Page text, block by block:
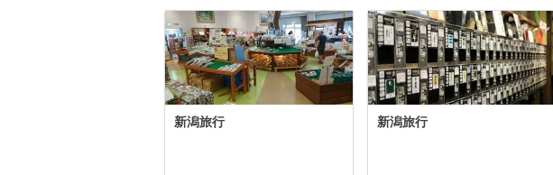
新潟旅行 新潟旅行